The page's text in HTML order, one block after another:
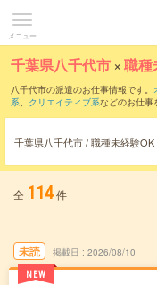
メニュー
千葉県八千代市 ×職種
八千代市の派遣のお仕事情報です。
系、 クリエイティブ系などのお仕事
千葉県八千代市 / 職種未経験OK
全 114件
未読
NEW
掲載日 2026/08/10